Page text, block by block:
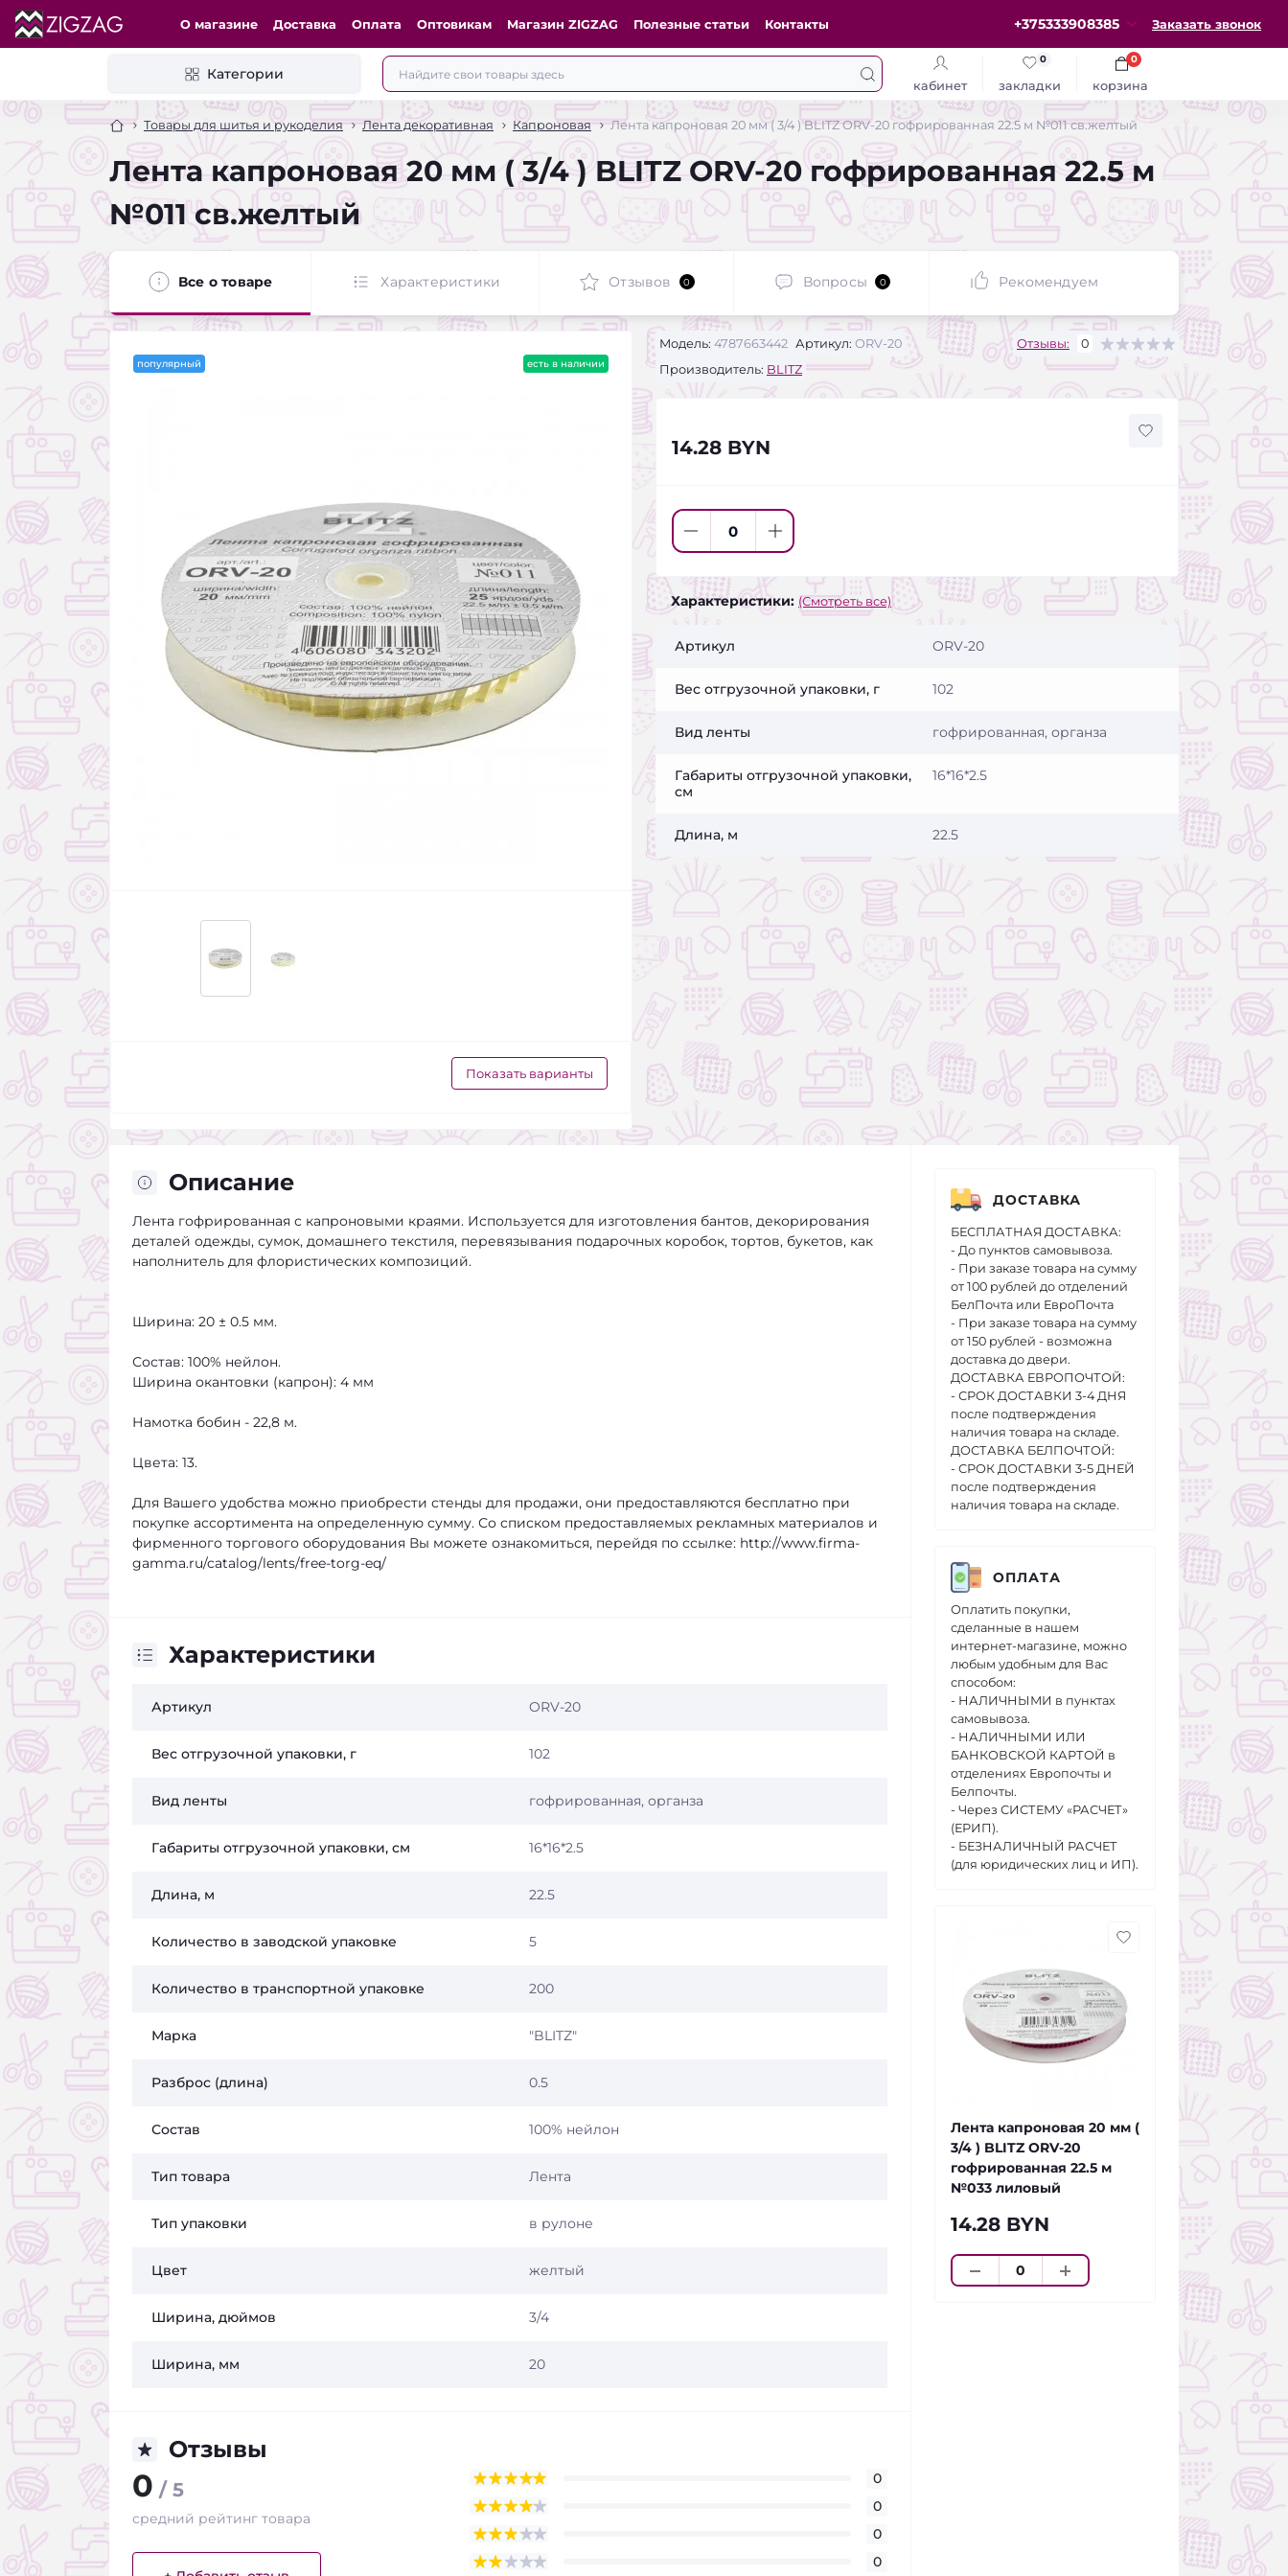
О магазине Доставка Оплата Оптовикам Магазин ZIGZAG Полезные статьи Контакты +375333908385 Заказать звонок
Категории
кабинет закладки
0
корзина
0
Товары для шитья и рукоделия Лента декоративная Капроновая Лента капроновая 20 мм ( 3/4 ) BLITZ ORV-20 гофрированная 22.5 м №011 св.желтый
Лента капроновая 20 мм ( 3/4 ) BLITZ ORV-20 гофрированная 22.5 м
№011 св.желтый
Все о товаре Характеристики Отзывов 0 Вопросы 0 Рекомендуем
популярный есть в наличии
Показать варианты
Модель: 4787663442 Артикул: ORV-20
Производитель: BLITZ
Отзывы: 0
14.28 BYN
Характеристики: (Смотреть все)
Артикул ORV-20
Вес отгрузочной упаковки, г 102
Вид ленты гофрированная, органза
Габариты отгрузочной упаковки,
см
16*16*2.5
Длина, м 22.5
Описание
Лента гофрированная с капроновыми краями. Используется для изготовления бантов, декорирования
деталей одежды, сумок, домашнего текстиля, перевязывания подарочных коробок, тортов, букетов, как
наполнитель для флористических композиций.
Ширина: 20 ± 0.5 мм.
Состав: 100% нейлон.
Ширина окантовки (капрон): 4 мм
Намотка бобин - 22,8 м.
Цвета: 13.
Для Вашего удобства можно приобрести стенды для продажи, они предоставляются бесплатно при
покупке ассортимента на определенную сумму. Со списком предоставляемых рекламных материалов и
фирменного торгового оборудования Вы можете ознакомиться, перейдя по ссылке: http://www.firma-
gamma.ru/catalog/lents/free-torg-eq/
Характеристики
Артикул ORV-20
Вес отгрузочной упаковки, г 102
Вид ленты гофрированная, органза
Габариты отгрузочной упаковки, см 16*16*2.5
Длина, м 22.5
Количество в заводской упаковке 5
Количество в транспортной упаковке 200
Марка "BLITZ"
Разброс (длина) 0.5
Состав 100% нейлон
Тип товара Лента
Тип упаковки в рулоне
Цвет желтый
Ширина, дюймов 3/4
Ширина, мм 20
Отзывы
0 / 5
средний рейтинг товара
0
0
0
0
ДОСТАВКА
БЕСПЛАТНАЯ ДОСТАВКА:
- До пунктов самовывоза.
- При заказе товара на сумму
от 100 рублей до отделений
БелПочта или ЕвроПочта
- При заказе товара на сумму
от 150 рублей - возможна
доставка до двери.
ДОСТАВКА ЕВРОПОЧТОЙ:
- СРОК ДОСТАВКИ 3-4 ДНЯ
после подтверждения
наличия товара на складе.
ДОСТАВКА БЕЛПОЧТОЙ:
- СРОК ДОСТАВКИ 3-5 ДНЕЙ
после подтверждения
наличия товара на складе.
ОПЛАТА
Оплатить покупки,
сделанные в нашем
интернет-магазине, можно
любым удобным для Вас
способом:
- НАЛИЧНЫМИ в пунктах
самовывоза.
- НАЛИЧНЫМИ ИЛИ
БАНКОВСКОЙ КАРТОЙ в
отделениях Европочты и
Белпочты.
- Через СИСТЕМУ «РАСЧЕТ»
(ЕРИП).
- БЕЗНАЛИЧНЫЙ РАСЧЕТ
(для юридических лиц и ИП).
Лента капроновая 20 мм (
3/4 ) BLITZ ORV-20
гофрированная 22.5 м
№033 лиловый
14.28 BYN